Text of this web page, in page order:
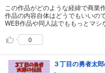
この作品がどのような経緯で商業
作品の内容自体はどうでもいいので
WEB作品や同人誌でももっとマシ
0
３丁目の勇者太